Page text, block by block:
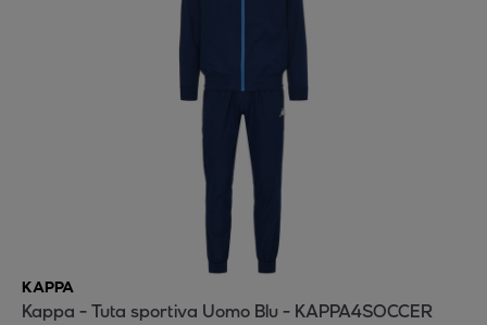
KAPPA
Kappa - Tuta sportiva Uomo Blu - KAPPA4SOCCER